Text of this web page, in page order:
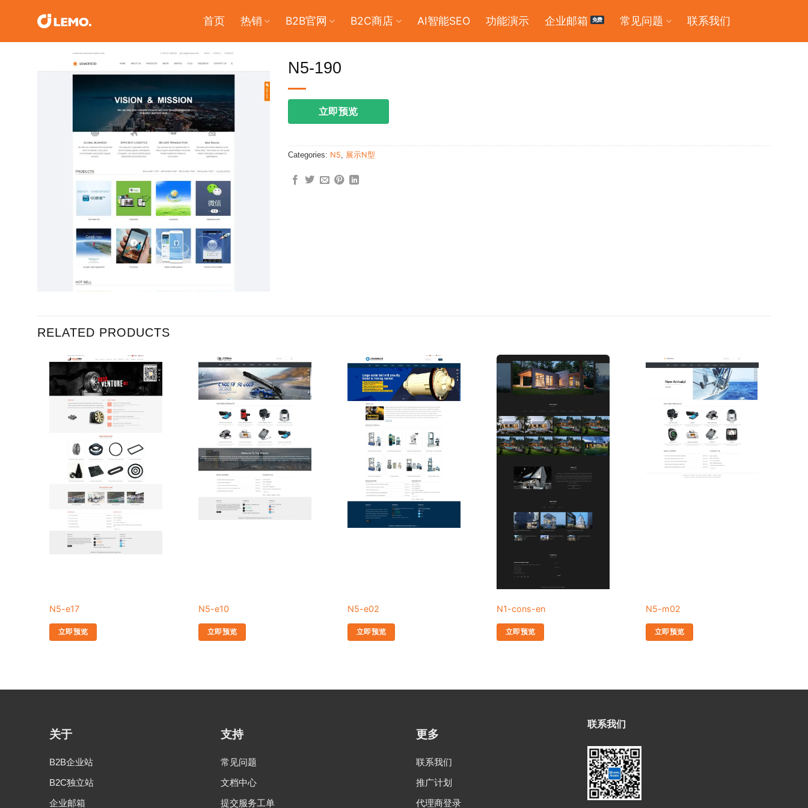
首页 热销 B2B官网 B2C商店 AI智能SEO 功能演示 企业邮箱 常见问题 联系我们
N5-190
立即预览
Categories: N5, 展示N型
RELATED PRODUCTS
N5-e17
立即预览
N5-e10
立即预览
N5-e02
立即预览
N1-cons-en
立即预览
N5-m02
立即预览
关于
B2B企业站
B2C独立站
企业邮箱
支持
常见问题
文档中心
提交服务工单
更多
联系我们
推广计划
代理商登录
联系我们